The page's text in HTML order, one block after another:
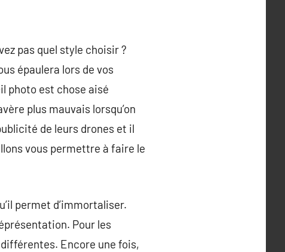
pas quel style choisir ?
épaulera lors de vos
photo est chose aisé
plus mauvais lorsqu’on
de leurs drones et il
vous permettre à faire le
permet d’immortaliser.
Pour les
Encore une fois,